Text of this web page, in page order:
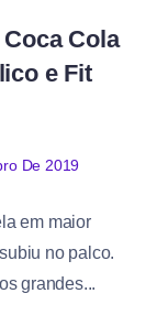
Cola
e Fit
De 2019
em maior
no palco.
grandes...